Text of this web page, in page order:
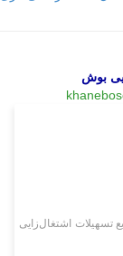
بوش
تسهیلات اشتغال‌زایی